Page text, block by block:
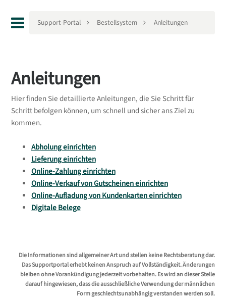
Support-Portal Bestellsystem Anleitungen
Anleitungen
Hier finden Sie detaillierte Anleitungen, die Sie Schritt für
Schritt befolgen können, um schnell und sicher ans Ziel zu
kommen.
Abholung einrichten
Lieferung einrichten
Online-Zahlung einrichten
Online-Verkauf von Gutscheinen einrichten
Online-Aufladung von Kundenkarten einrichten
Digitale Belege
Die Informationen sind allgemeiner Art und stellen keine Rechtsberatung dar.
Das Supportportal erhebt keinen Anspruch auf Vollständigkeit. Änderungen
bleiben ohne Vorankündigung jederzeit vorbehalten. Es wird an dieser Stelle
darauf hingewiesen, dass die ausschließliche Verwendung der männlichen
Form geschlechtsunabhängig verstanden werden soll.